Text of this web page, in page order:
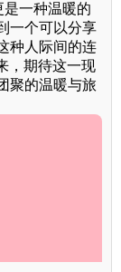
是一种温暖的
一个可以分享
种人际间的连
，期待这一现
聚的温暖与旅